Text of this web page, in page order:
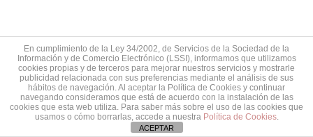
En cumplimiento de la Ley 34/2002, de Servicios de la Sociedad de la
Información y de Comercio Electrónico (LSSI), informamos que utilizamos
cookies propias y de terceros para mejorar nuestros servicios y mostrarle
publicidad relacionada con sus preferencias mediante el análisis de sus
hábitos de navegación. Al aceptar la Política de Cookies y continuar
navegando consideramos que está de acuerdo con la instalación de las
cookies que esta web utiliza. Para saber más sobre el uso de las cookies que
usamos o cómo borrarlas, accede a nuestra Política de Cookies.
ACEPTAR